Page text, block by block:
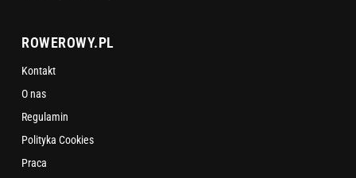
ROWEROWY.PL
Kontakt
O nas
Regulamin
Polityka Cookies
Praca